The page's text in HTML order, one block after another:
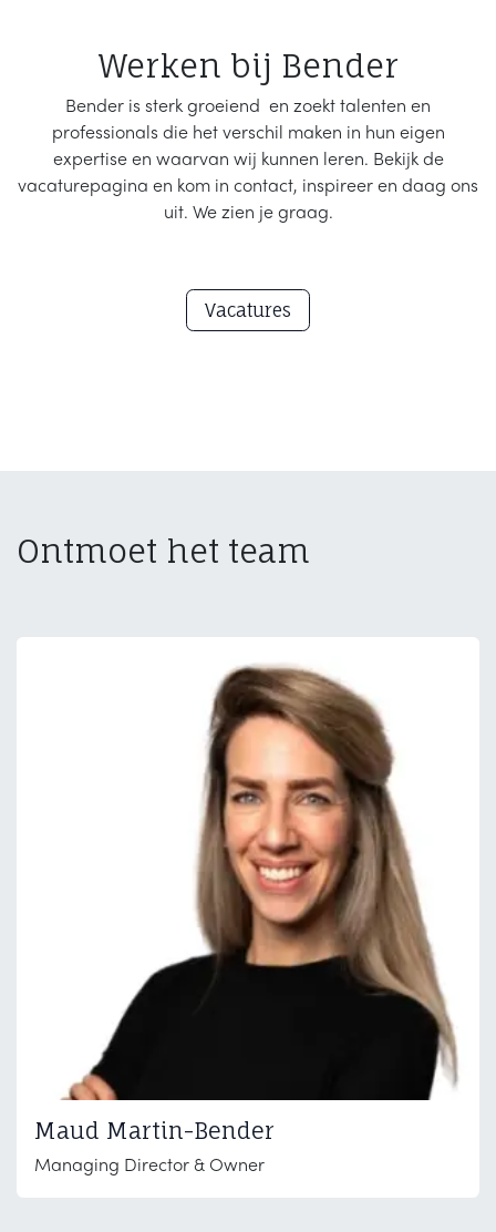
Werken bij Bender
Bender is sterk groeiend en zoekt talenten en
professionals die het verschil maken in hun eigen
expertise en waarvan wij kunnen leren. Bekijk de
vacaturepagina en kom in contact, inspireer en daag ons
uit. We zien je graag.
Vacatur​​es
Ontmoet het team
Maud Martin-Bender
Managing Director & Owner